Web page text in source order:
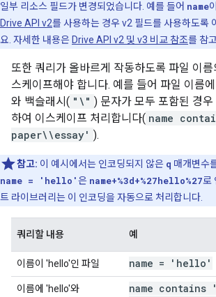
일부 리소스 필드가 변경되었습니다. 예를 들어 name이
Drive API v2를 사용하는 경우 v2 필드를 사용하도록
요. 자세한 내용은 Drive API v2 및 v3 비교 참조를 참
또한 쿼리가 올바르게 작동하도록 파일 이름
스케이프해야 합니다. 예를 들어 파일 이름
와 백슬래시( "\" ) 문자가 모두 포함된 경
하여 이스케이프 처리합니다( name
paper\\essay' ).
참고: 이 예시에서는 인코딩되지 않은 q 매개변수
name = 'hello'은 name+%3d+%27hello%27로
트 라이브러리는 이 인코딩을 자동으로 처리합니다.
쿼리할 내용 예
이름이 'hello'인 파일 name = 'hello'
이름에 'hello'와
name